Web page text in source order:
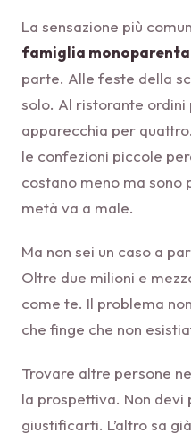
La sensazione più
famiglia
parte. Alle feste della
solo. Al ristorante
apparecchia per
le confezioni piccole
costano meno ma sono
metà va a male.
Ma non sei un caso a
Oltre due milioni e
come te. Il problema
che finge che non
Trovare altre persone
la prospettiva. Non devi
giustificarti. L’altro sa